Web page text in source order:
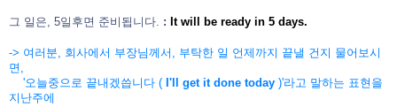
그 일은, 5일후면 준비됩니다. : t will be ready in 5 days.
-> 여러분, 회사에서 부장님께서, 부탁한 일 언제까지 끝낼 건지 물어보시
면,
'오늘중으로 끝내겠씁니다 ( I'll get it done today )'라고 말하는 표현을
지난주에